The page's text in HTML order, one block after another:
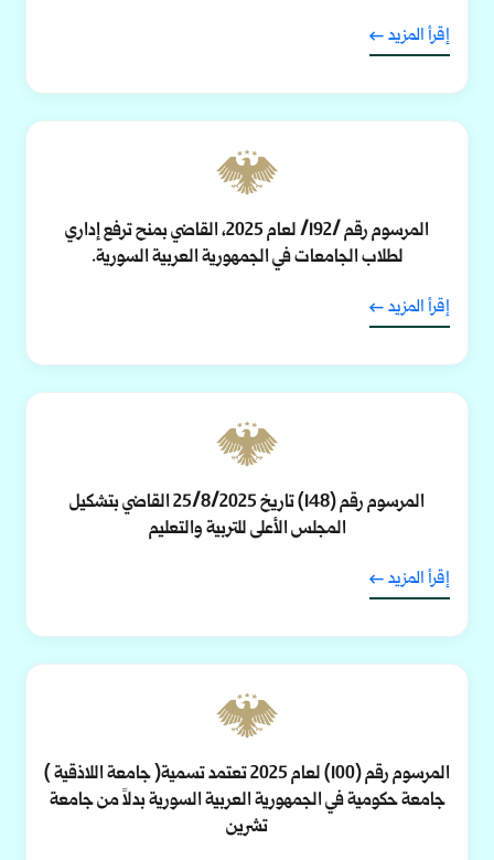
إقرأ المزيد
المرسوم رقم /192/ لعام 2025، القاضي بمنح ترفع إداري
لطلاب الجامعات في الجمهورية العربية السورية.
إقرأ المزيد
المرسوم رقم (148) تاريخ 25/8/2025 القاضي بتشكيل
المجلس الأعلى للتربية والتعليم
إقرأ المزيد
المرسوم رقم (100) لعام 2025 تعتمد تسمية( جامعة اللاذقية )
جامعة حكومية في الجمهورية العربية السورية بدلاً من جامعة
تشرين